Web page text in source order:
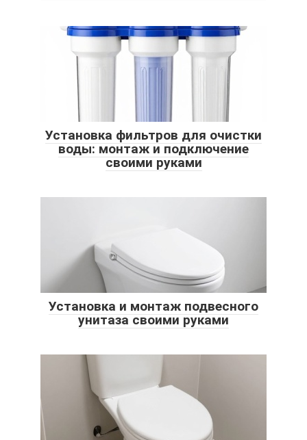
Установка фильтров для очистки
воды: монтаж и подключение
своими руками
Установка и монтаж подвесного
унитаза своими руками